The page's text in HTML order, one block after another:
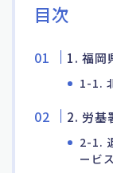
退職代行 退職
よくあるご質問
目次
1. 福岡
1-1.
2. 労基
2-1.
ービ